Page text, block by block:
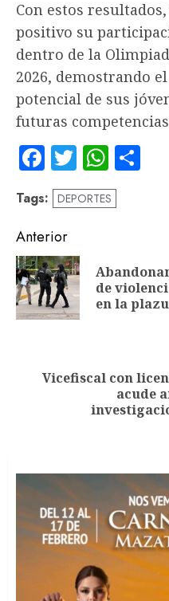
Con estos
positivo su
dentro de la
2026, demostrando
potencial de sus
futuras
Facebook
Twitter
Tags: DEPORTES
Navegación
de
entradas
Anterior
de
en la
Siguiente
Vicefiscal con
acude